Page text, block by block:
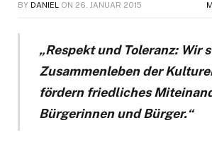
BY DANIEL ON 26. JANUAR 2015
„Respekt und Toleranz: Wir
Zusammenleben der
fördern friedliches
Bürgerinnen und Bürger.“